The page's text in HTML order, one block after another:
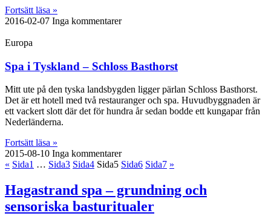
Fortsätt läsa »
2016-02-07 Inga kommentarer
Europa
Spa i Tyskland – Schloss Basthorst
Mitt ute på den tyska landsbygden ligger pärlan Schloss Basthorst.
Det är ett hotell med två restauranger och spa. Huvudbyggnaden är
ett vackert slott där det för hundra år sedan bodde ett kungapar från
Nederländerna.
Fortsätt läsa »
2015-08-10 Inga kommentarer
« Sida1 … Sida3 Sida4 Sida5 Sida6 Sida7 »
Hagastrand spa – grundning och
sensoriska basturitualer